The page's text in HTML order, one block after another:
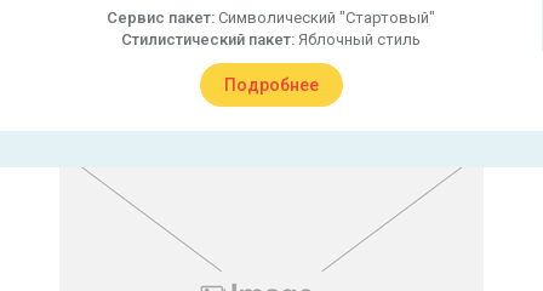
Сервис пакет: Символический "Стартовый"
Стилистический пакет: Яблочный стиль
Подробнее